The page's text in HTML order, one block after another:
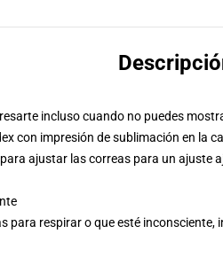
incluso cuando no puedes
con impresión de sublimación en la
ajustar las correas para un ajuste
para respirar o que esté